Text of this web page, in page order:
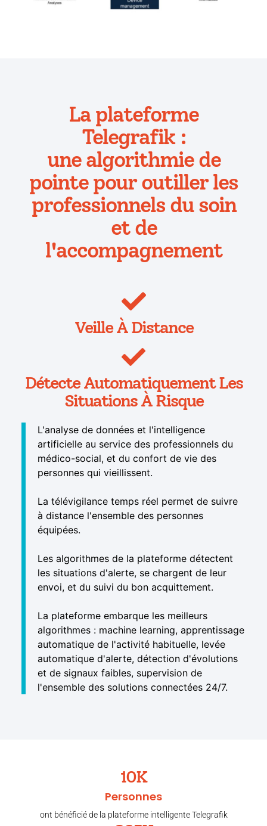
La plateforme
Telegrafik :
une algorithmie de
pointe pour outiller les
professionnels du soin
et de
l'accompagnement
Veille À Distance
Détecte Automatiquement Les
Situations À Risque
L'analyse de données et l'intelligence
artificielle au service des professionnels du
médico-social, et du confort de vie des
personnes qui vieillissent.
La télévigilance temps réel permet de suivre
à distance l'ensemble des personnes
équipées.
Les algorithmes de la plateforme détectent
les situations d'alerte, se chargent de leur
envoi, et du suivi du bon acquittement.
La plateforme embarque les meilleurs
algorithmes : machine learning, apprentissage
automatique de l'activité habituelle, levée
automatique d'alerte, détection d'évolutions
et de signaux faibles, supervision de
l'ensemble des solutions connectées 24/7.
10K
Personnes
ont bénéficié de la plateforme intelligente Telegrafik